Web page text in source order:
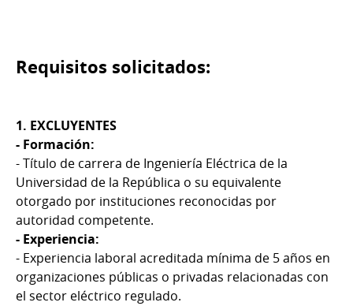
Requisitos solicitados:
1. EXCLUYENTES
- Formación:
- Título de carrera de Ingeniería Eléctrica de la
Universidad de la República o su equivalente
otorgado por instituciones reconocidas por
autoridad competente.
- Experiencia:
- Experiencia laboral acreditada mínima de 5 años en
organizaciones públicas o privadas relacionadas con
el sector eléctrico regulado.